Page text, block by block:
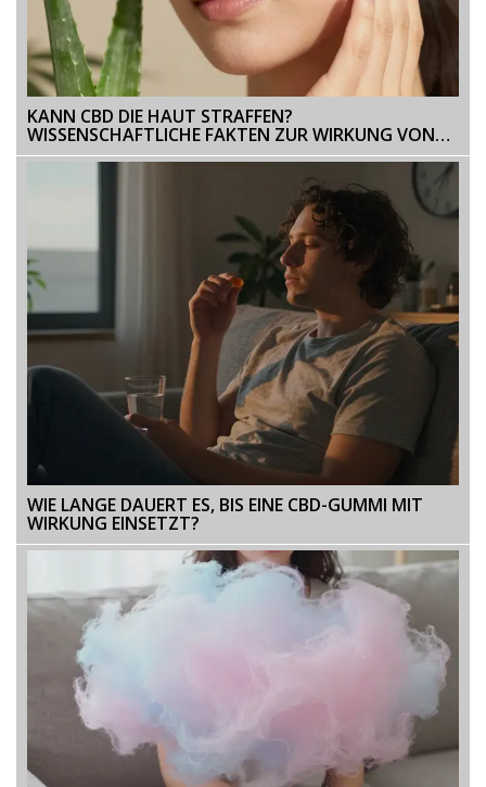
KANN CBD DIE HAUT STRAFFEN?
WISSENSCHAFTLICHE FAKTEN ZUR WIRKUNG VON
CBD IN DER HAUTPFLEGE
WIE LANGE DAUERT ES, BIS EINE CBD-GUMMI MIT
WIRKUNG EINSETZT?